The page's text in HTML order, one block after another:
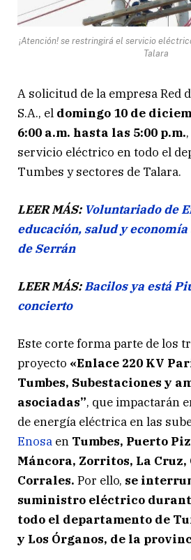
¡Atención! se restringirá el servicio
Talara
A solicitud de la empresa Red
S.A., el domingo 10 de
6:00 a.m. hasta las 5:00 p.m.
servicio eléctrico en todo el
Tumbes y sectores de Talara.
LEER MÁS: Voluntariado de
educación, salud y
de Serrán
LEER MÁS:Bacilos ya está
concierto
Este corte forma parte de los
proyecto «Enlace 220 KV
Tumbes, Subestaciones y
asociadas”, que impactarán
de energía eléctrica en las
Enosa en Tumbes, Puerto
Máncora, Zorritos, La Cruz,
Corrales. Por ello, se
suministro eléctrico
todo el departamento de
y Los Órganos, de la